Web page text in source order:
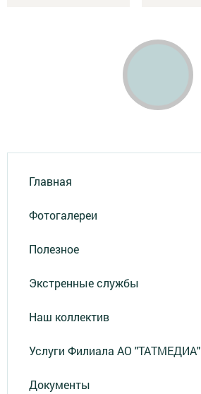
Главная
Фотогалереи
Полезное
Экстренные службы
Наш коллектив
Услуги Филиала АО "ТАТМЕДИА"
Документы